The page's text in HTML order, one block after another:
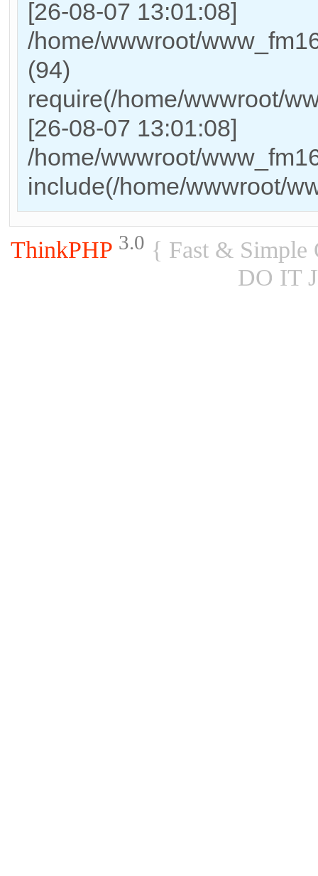
[26-08-07 13:01:08]
/home/wwwroot/
(94)
require(/home/wwwroot/
[26-08-07 13:01:08]
/home/wwwroot/
include(/home/wwwroot/
ThinkPHP 3.0 { Fast & Simple
DO IT